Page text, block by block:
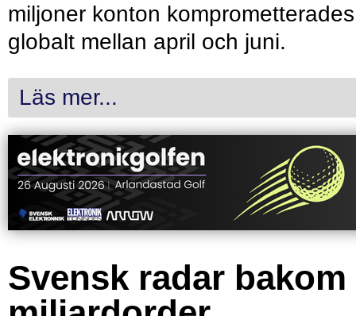
miljoner konton komprometterades
globalt mellan april och juni.
Läs mer...
Svensk radar bakom